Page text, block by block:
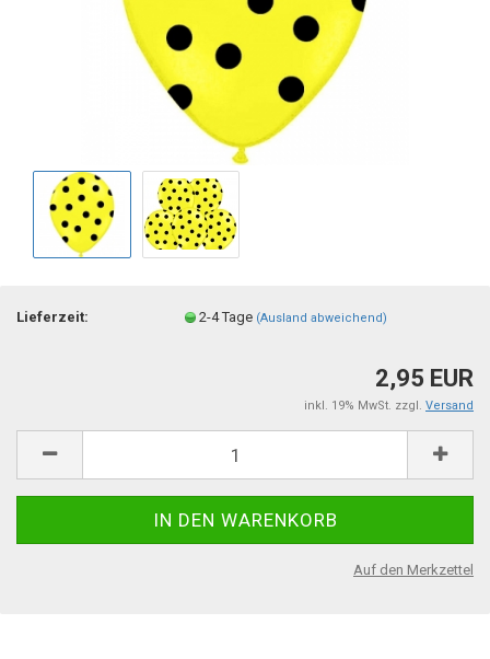
Lieferzeit: 2-4 Tage (Ausland abweichend)
2,95 EUR
inkl. 19% MwSt. zzgl. Versand
Auf den Merkzettel